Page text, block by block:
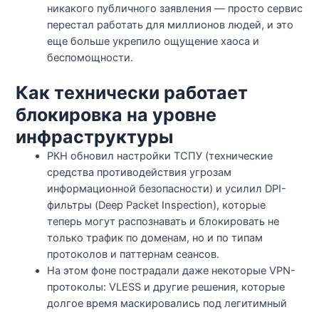
никакого публичного заявления — просто сервис
перестал работать для миллионов людей, и это
еще больше укрепило ощущение хаоса и
беспомощности.​
Как технически работает
блокировка на уровне
инфраструктуры
РКН обновил настройки ТСПУ (технические
средства противодействия угрозам
информационной безопасности) и усилил DPI-
фильтры (Deep Packet Inspection), которые
теперь могут распознавать и блокировать не
только трафик по доменам, но и по типам
протоколов и паттернам сеансов.​​
На этом фоне пострадали даже некоторые VPN-
протоколы: VLESS и другие решения, которые
долгое время маскировались под легитимный